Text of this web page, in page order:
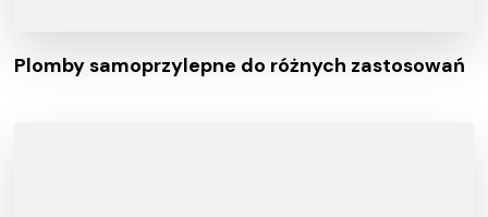
Plomby samoprzylepne do różnych zastosowań